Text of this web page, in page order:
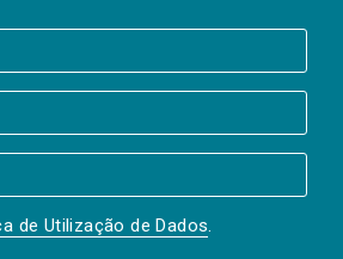
de Utilização de Dados.